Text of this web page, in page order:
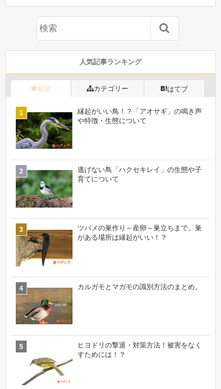
人気記事ランキング
殿堂 カテゴリー はてブ
縁起がいい鳥！？「アオサギ」の鳴き声
や特徴・生態について
逃げない鳥「ハクセキレイ」の生態や子
育てについて
ツバメの巣作り～産卵～巣立ちまで。巣
がある場所は縁起がいい！？
カルガモとマガモの識別方法のまとめ。
ヒヨドリの撃退・対策方法！被害をなく
すためには！？